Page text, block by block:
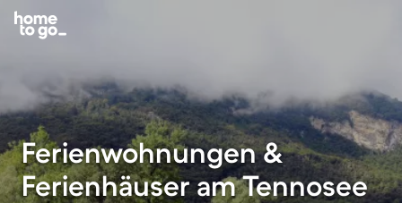
Ferienwohnungen &
Ferienhäuser am Tennosee